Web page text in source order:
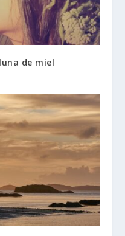
de miel